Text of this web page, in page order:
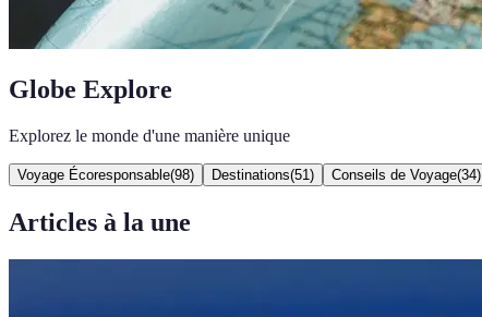
Globe Explore
Explorez le monde d'une manière unique
Voyage Écoresponsable(98) Destinations(51 ) Conseils de Voyage(34)
Articles à la une